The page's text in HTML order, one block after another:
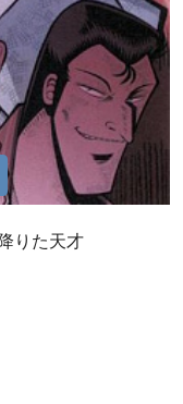
りた天才